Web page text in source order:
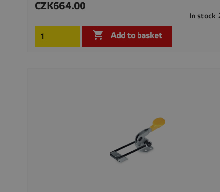
Price
CZK664.00
In stock
 Add to basket